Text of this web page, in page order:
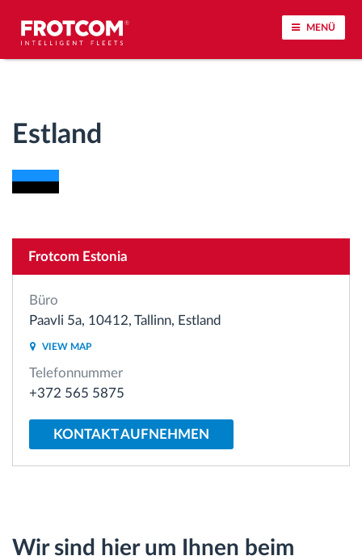
MENÜ
Driving behavior analysis
Driving times monitoring
Access control
Automatic driver identification
Estland
Frotcom Estonia
Büro
Paavli 5a, 10412, Tallinn, Estland
VIEW MAP
Telefonnummer
+372 565 5875
KONTAKT AUFNEHMEN
Wir sind hier um Ihnen beim